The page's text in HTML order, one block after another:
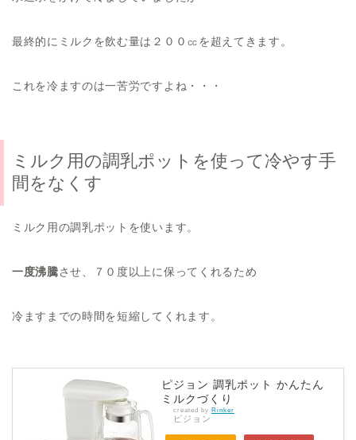
最終的にミルクを飲む量は２００㏄を超えてきます。
これを冷ますのは一苦労ですよね・・・
ミルク用の調乳ポットを使って冷やす手
間をなくす
ミルク用の調乳ポットを使います。
一度沸騰 させ、７０度以上に保ってくれるため
冷ますまでの時間を短縮してくれます。
ピジョン 調乳ポット かんたん
ミルクづくり
created by Rinker
ピジョン